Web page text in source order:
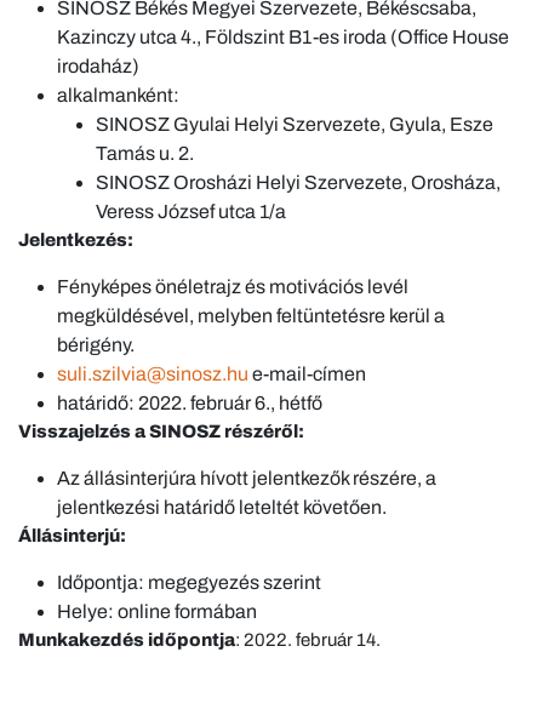
SINOSZ Békés Megyei Szervezete, Békéscsaba,
Kazinczy utca 4., Földszint B1-es iroda (Office House
irodaház)
alkalmanként:
SINOSZ Gyulai Helyi Szervezete, Gyula, Esze
Tamás u. 2.
SINOSZ Orosházi Helyi Szervezete, Orosháza,
Veress József utca 1/a
Jelentkezés:
Fényképes önéletrajz és motivációs levél
megküldésével, melyben feltüntetésre kerül a
bérigény.
suli.szilvia@sinosz.hu e-mail-címen
határidő: 2022. február 6., hétfő
Visszajelzés a SINOSZ részéről:
Az állásinterjúra hívott jelentkezők részére, a
jelentkezési határidő leteltét követően.
Állásinterjú:
Időpontja: megegyezés szerint
Helye: online formában
Munkakezdés időpontja: 2022. február 14.